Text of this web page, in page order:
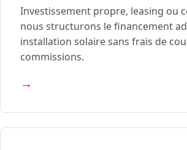
Investissement propre, leasing ou
nous structurons le financement
installation solaire sans frais de
commissions.
→